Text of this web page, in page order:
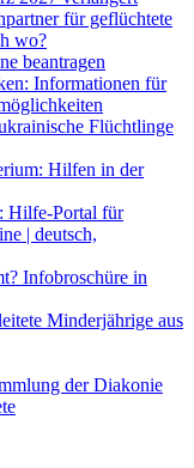
für geflüchtete
wo?
beantragen
Informationen für
Flüchtlinge
Hilfen in der
Hilfe-Portal für
| deutsch,
Infobroschüre in
Minderjährige aus
der Diakonie